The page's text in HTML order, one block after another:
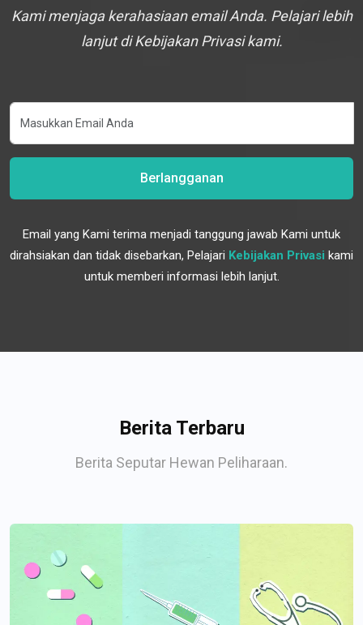
Kami menjaga kerahasiaan email Anda. Pelajari lebih
lanjut di Kebijakan Privasi kami.
Berlangganan
Email yang Kami terima menjadi tanggung jawab Kami untuk
dirahsiakan dan tidak disebarkan, Pelajari Kebijakan Privasi kami
untuk memberi informasi lebih lanjut.
Berita Terbaru
Berita Seputar Hewan Peliharaan.